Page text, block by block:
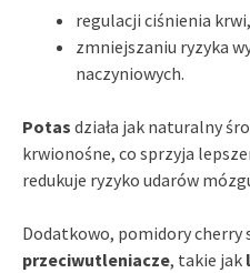
regulacji ciśnienia krwi,
zmniejszaniu ryzyka
naczyniowych.
Potas działa jak naturalny
krwionośne, co sprzyja
redukuje ryzyko udarów
Dodatkowo, pomidory cherry
przeciwutleniacze, takie jak